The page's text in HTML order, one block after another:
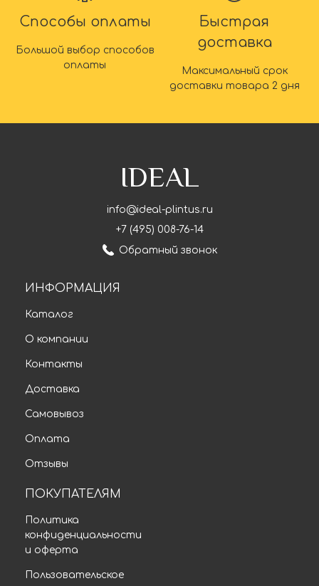
Способы оплаты
Большой выбор способов
оплаты
Быстрая
доставка
Максимальный срок
доставки товара 2 дня
IDEAL
info@ideal-plintus.ru
+7 (495) 008-76-14
Обратный звонок
ИНФОРМАЦИЯ
Каталог
О компании
Контакты
Доставка
Самовывоз
Оплата
Отзывы
ПОКУПАТЕЛЯМ
Политика
конфиденциальности
и оферта
Пользовательское